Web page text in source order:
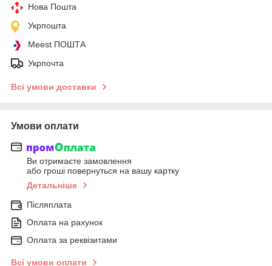
Нова Пошта
Укрпошта
Meest ПОШТА
Укрпочта
Всі умови доставки
Умови оплати
Ви отримаєте замовлення
або гроші повернуться на вашу картку
Детальніше
Післяплата
Оплата на рахунок
Оплата за реквізитами
Всі умови оплати